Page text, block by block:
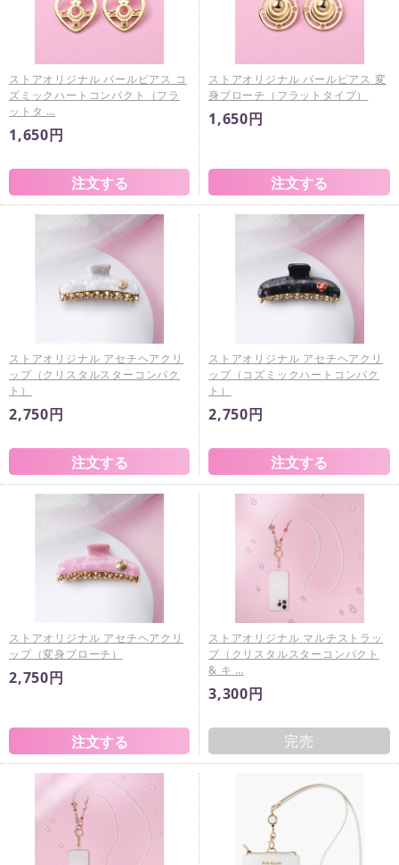
ストアオリジナル パールピアス コ
ズミックハートコンパクト（フラ
ットタ …
1,650円
ストアオリジナル パールピアス 変
身ブローチ（フラットタイプ）
1,650円
ストアオリジナル アセチヘアクリ
ップ（クリスタルスターコンパク
ト）
2,750円
ストアオリジナル アセチヘアクリ
ップ（コズミックハートコンパク
ト）
2,750円
ストアオリジナル アセチヘアクリ
ップ（変身ブローチ）
2,750円
ストアオリジナル マルチストラッ
プ（クリスタルスターコンパクト
& キ …
3,300円
完売